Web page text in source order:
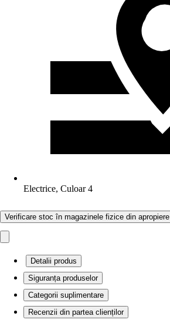
Electrice, Culoar 4
Verificare stoc în magazinele fizice din apropiere
Detalii produs
Siguranța produselor
Categorii suplimentare
Recenzii din partea clienților